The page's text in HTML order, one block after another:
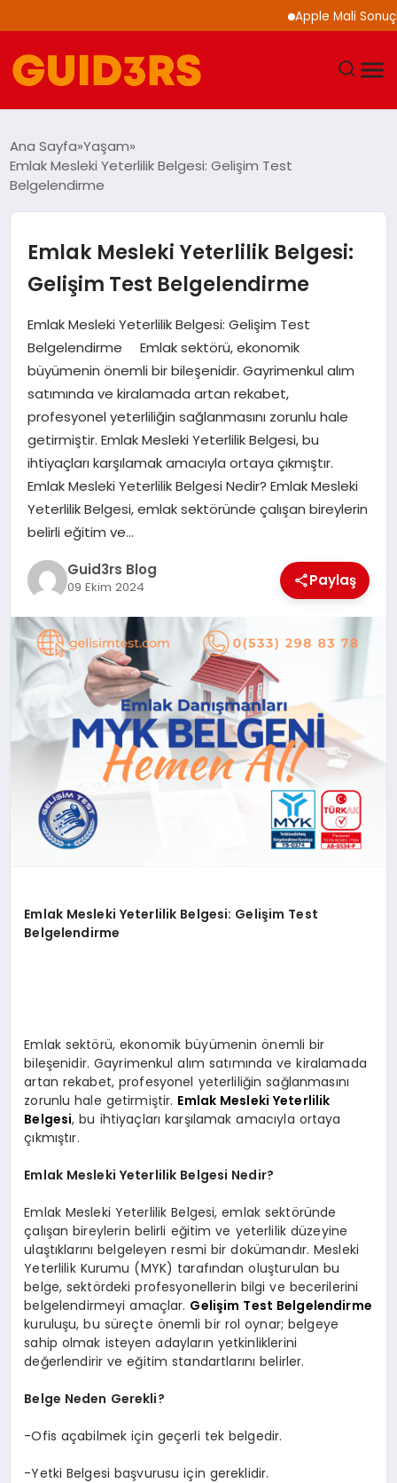
Apple Mali
YAŞAM
SAĞLIK
EKONOMI
MAGAZIN
EĞITIM
Ana Sayfa Yaşam
Emlak Mesleki Yeterlilik Belgesi: Gelişim Test
Belgelendirme
Emlak Mesleki Yeterlilik Belgesi:
Gelişim Test Belgelendirme
Emlak Mesleki Yeterlilik Belgesi: Gelişim Test
Belgelendirme Emlak sektörü, ekonomik
büyümenin önemli bir bileşenidir. Gayrimenkul alım
satımında ve kiralamada artan rekabet,
profesyonel yeterliliğin sağlanmasını zorunlu hale
getirmiştir. Emlak Mesleki Yeterlilik Belgesi, bu
ihtiyaçları karşılamak amacıyla ortaya çıkmıştır.
Emlak Mesleki Yeterlilik Belgesi Nedir? Emlak Mesleki
Yeterlilik Belgesi, emlak sektöründe çalışan bireylerin
belirli eğitim ve…
Guid3rs Blog
09 Ekim 2024 Paylaş
Emlak Mesleki Yeterlilik Belgesi: Gelişim Test
Belgelendirme
Emlak sektörü, ekonomik büyümenin önemli bir
bileşenidir. Gayrimenkul alım satımında ve kiralamada
artan rekabet, profesyonel yeterliliğin sağlanmasını
zorunlu hale getirmiştir. Emlak Mesleki Yeterlilik
Belgesi, bu ihtiyaçları karşılamak amacıyla ortaya
çıkmıştır.
Emlak Mesleki Yeterlilik Belgesi Nedir?
Emlak Mesleki Yeterlilik Belgesi, emlak sektöründe
çalışan bireylerin belirli eğitim ve yeterlilik düzeyine
ulaştıklarını belgeleyen resmi bir dokümandır. Mesleki
Yeterlilik Kurumu (MYK) tarafından oluşturulan bu
belge, sektördeki profesyonellerin bilgi ve becerilerini
belgelendirmeyi amaçlar. Gelişim Test Belgelendirme
kuruluşu, bu süreçte önemli bir rol oynar; belgeye
sahip olmak isteyen adayların yetkinliklerini
değerlendirir ve eğitim standartlarını belirler.
Belge Neden Gerekli?
-Ofis açabilmek için geçerli tek belgedir.
-Yetki Belgesi başvurusu için gereklidir.